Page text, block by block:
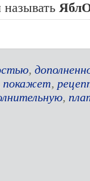
,
покажет,
,